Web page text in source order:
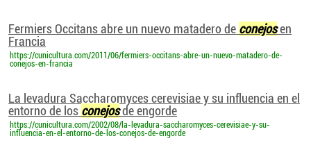
Fermiers Occitans abre un nuevo matadero de conejosen
Francia
https://cunicultura.com/2011/06/fermiers-occitans-abre-un-nuevo-matadero-de-
conejos-en-francia
La levadura Saccharomyces cerevisiae y su influencia en el
entorno de los conejosde engorde
https://cunicultura.com/2002/08/la-levadura-saccharomyces-cerevisiae-y-su-
influencia-en-el-entorno-de-los-conejos-de-engorde